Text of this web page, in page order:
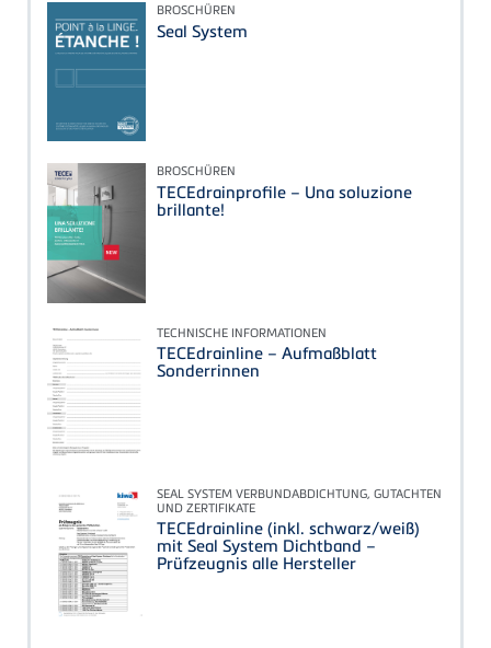
BROSCHÜREN
Seal System
BROSCHÜREN
TECEdrainprofile – Una soluzione
brillante!
TECHNISCHE INFORMATIONEN
TECEdrainline – Aufmaßblatt
Sonderrinnen
SEAL SYSTEM VERBUNDABDICHTUNG, GUTACHTEN
UND ZERTIFIKATE
TECEdrainline (inkl. schwarz/weiß)
mit Seal System Dichtband –
Prüfzeugnis alle Hersteller